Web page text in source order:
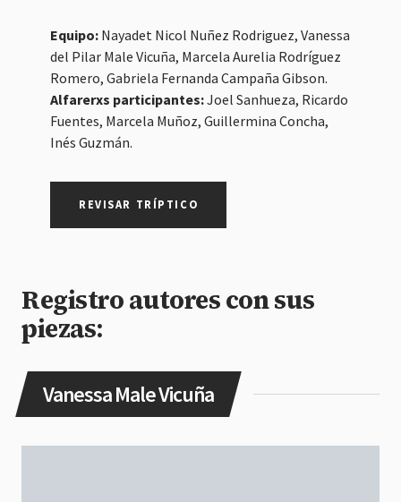
Equipo: Nayadet Nicol Nuñez Rodriguez, Vanessa
del Pilar Male Vicuña, Marcela Aurelia Rodríguez
Romero, Gabriela Fernanda Campaña Gibson.
Alfarerxs participantes:Joel Sanhueza, Ricardo
Fuentes, Marcela Muñoz, Guillermina Concha,
Inés Guzmán.
REVISAR TRÍPTICO
Registro autores con sus
piezas:
Vanessa Male Vicuña